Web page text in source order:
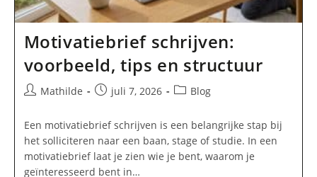
Motivatiebrief schrijven:
voorbeeld, tips en structuur
BerichtMathilde
Bericht
op:
juli 7, 2026 Berichtcategorie:
Blog
Een motivatiebrief schrijven is een belangrijke stap bij
het solliciteren naar een baan, stage of studie. In een
motivatiebrief laat je zien wie je bent, waarom je
geïnteresseerd bent in…